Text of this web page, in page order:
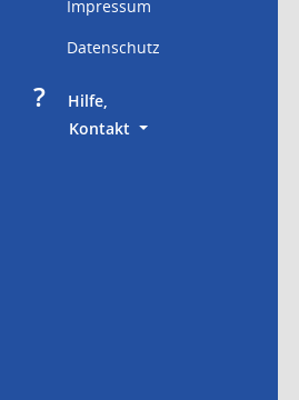
Impressum
Datenschutz
?
     Hilfe,
Kontakt